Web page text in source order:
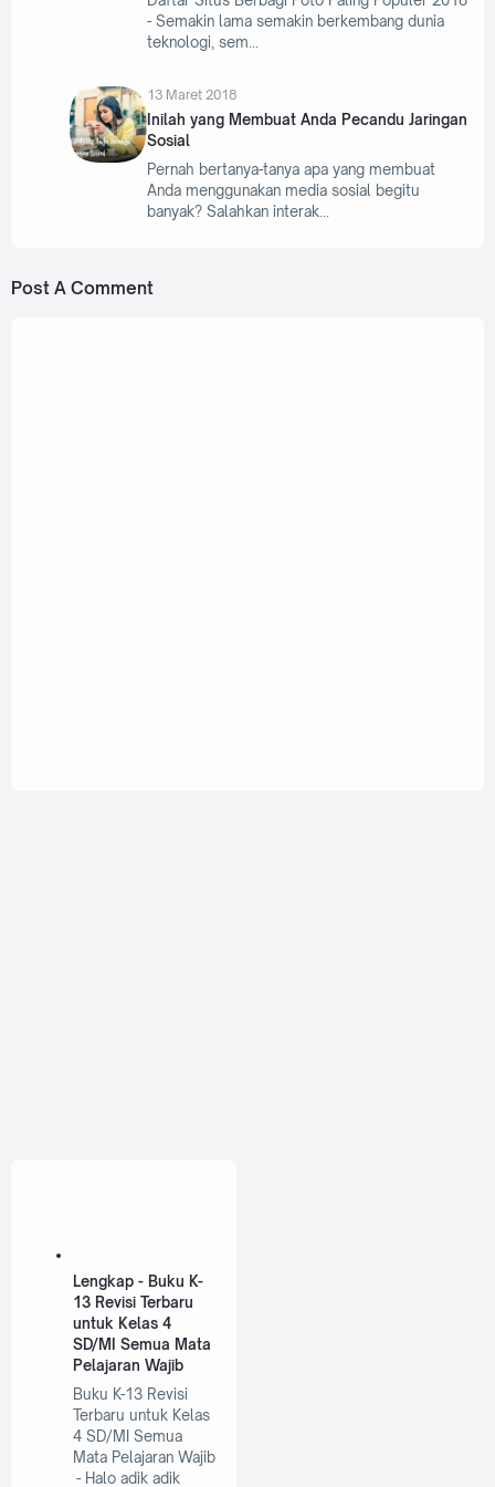
- Semakin lama semakin berkembang dunia
teknologi, sem
13 Maret 2018
Inilah yang Membuat Anda Pecandu Jaringan
Sosial
Pernah bertanya-tanya apa yang membuat
Anda menggunakan media sosial begitu
banyak? Salahkan interak
Post A Comment
Lengkap - Buku K-
13 Revisi Terbaru
untuk Kelas 4
SD/MI Semua Mata
Pelajaran Wajib
Buku K-13 Revisi
Terbaru untuk Kelas
4 SD/MI Semua
Mata Pelajaran Wajib
- Halo adik adik